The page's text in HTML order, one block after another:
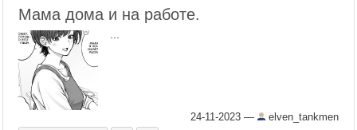
Мама дома и на работе.
24-11-2023 — elven_tankmen